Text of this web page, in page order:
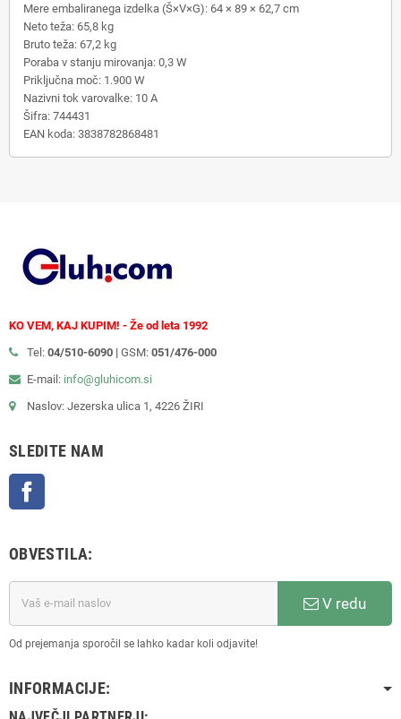
Mere embaliranega izdelka (Š×V×G): 64 × 89 × 62,7 cm
Neto teža: 65,8 kg
Bruto teža: 67,2 kg
Poraba v stanju mirovanja: 0,3 W
Priključna moč: 1.900 W
Nazivni tok varovalke: 10 A
Šifra: 744431
EAN koda: 3838782868481
KO VEM, KAJ KUPIM! - Že od leta 1992
Tel: 04/510-6090 | GSM: 051/476-000
E-mail: info@gluhicom.si
Naslov: Jezerska ulica 1, 4226 ŽIRI
SLEDITE NAM
OBVESTILA:
V redu
Od prejemanja sporočil se lahko kadar koli odjavite!
INFORMACIJE: